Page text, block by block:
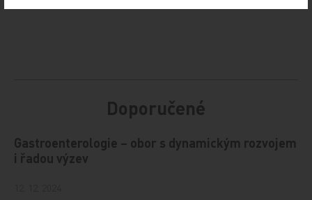
Doporučené
Gastroenterologie – obor s dynamickým rozvojem
i řadou výzev